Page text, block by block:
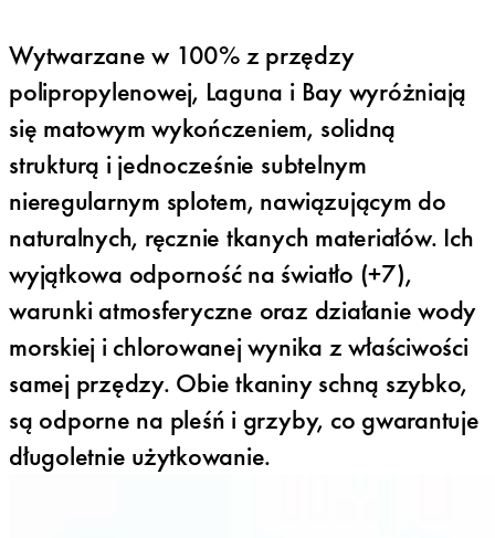
Wytwarzane w 100% z przędzy
polipropylenowej, Laguna i Bay wyróżniają
się matowym wykończeniem, solidną
strukturą i jednocześnie subtelnym
nieregularnym splotem, nawiązującym do
naturalnych, ręcznie tkanych materiałów. Ich
wyjątkowa odporność na światło (+7),
warunki atmosferyczne oraz działanie wody
morskiej i chlorowanej wynika z właściwości
samej przędzy. Obie tkaniny schną szybko,
są odporne na pleśń i grzyby, co gwarantuje
długoletnie użytkowanie.